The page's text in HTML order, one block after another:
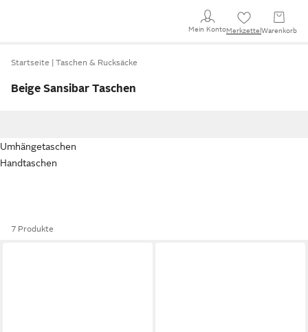
Mein KontoMerkzettel Warenkorb
Startseite Taschen & Rucksäcke
Beige Sansibar Taschen
Umhängetaschen
Handtaschen
7 Produkte